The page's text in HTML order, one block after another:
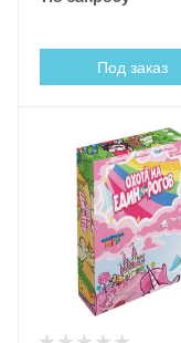
Под заказ